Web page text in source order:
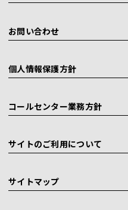
お問い合わせ
個人情報保護方針
コールセンター業務方針
サイトのご利用について
サイトマップ